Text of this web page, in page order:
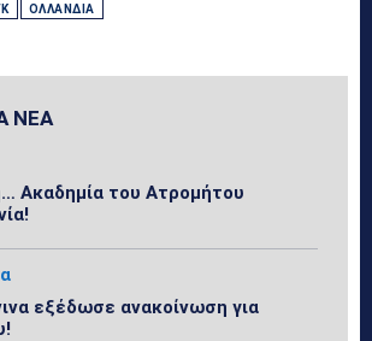
ΟΛΛΑΝΔΊΑ
ΝΕΑ
Ακαδημία του Ατρομήτου
εξέδωσε ανακοίνωση για